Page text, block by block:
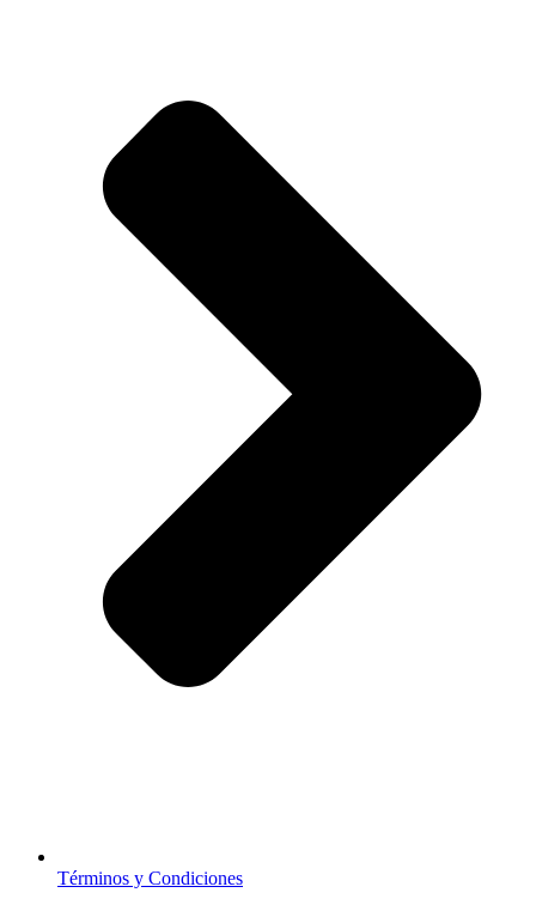
Términos y Condiciones